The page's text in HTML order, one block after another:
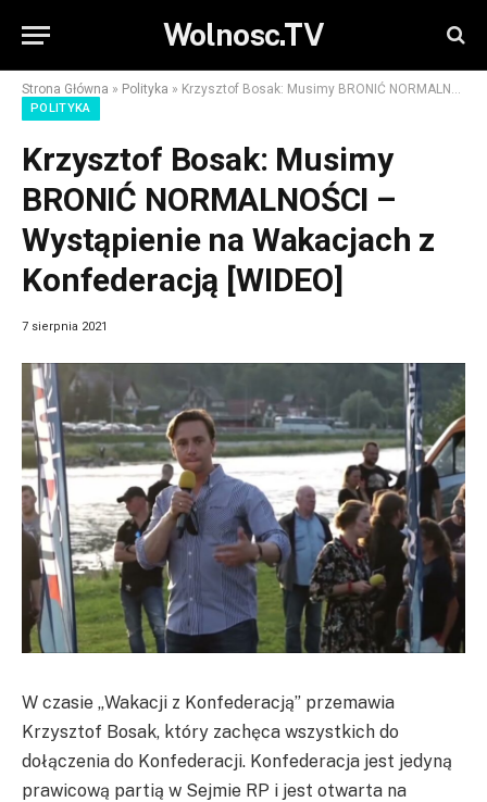
Wolnosc.TV
Strona Główna » Polityka » Krzysztof Bosak: Musimy BRONIĆ NORMALNOŚCI – Wystąpienie na Wakacjach z Konfederacją [WIDEO]
POLITYKA
Krzysztof Bosak: Musimy
BRONIĆ NORMALNOŚCI –
Wystąpienie na Wakacjach z
Konfederacją [WIDEO]
7 sierpnia 2021
W czasie „Wakacji z Konfederacją” przemawia
Krzysztof Bosak, który zachęca wszystkich do
dołączenia do Konfederacji. Konfederacja jest jedyną
prawicową partią w Sejmie RP i jest otwarta na